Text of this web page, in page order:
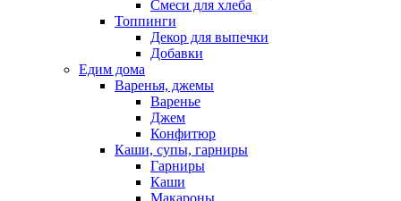
Смеси для хлеба
Топпинги
Декор для выпечки
Добавки
Едим дома
Варенья, джемы
Варенье
Джем
Конфитюр
Каши, супы, гарниры
Гарниры
Каши
Макароны